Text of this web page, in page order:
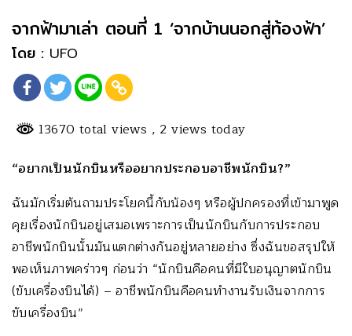
จากฟ้ามาเล่า ตอนที่ 1 ‘จากบ้านนอกสู่ท้องฟ้า’
โดย : UFO
13670 total views , 2 views today
“อยากเป็นนักบินหรืออยากประกอบอาชีพนักบิน?”
ฉันมักเริ่มต้นถามประโยคนี้กับน้องๆ หรือผู้ปกครองที่เข้ามาพูด
คุยเรื่องนักบินอยู่เสมอเพราะการเป็นนักบินกับการประกอบ
อาชีพนักบินนั้นมันแตกต่างกันอยู่หลายอย่าง ซึ่งฉันขอสรุปให้
พอเห็นภาพคร่าวๆ ก่อนว่า “นักบินคือคนที่มีใบอนุญาตนักบิน
(ขับเครื่องบินได้) – อาชีพนักบินคือคนทำงานรับเงินจากการ
ขับเครื่องบิน”